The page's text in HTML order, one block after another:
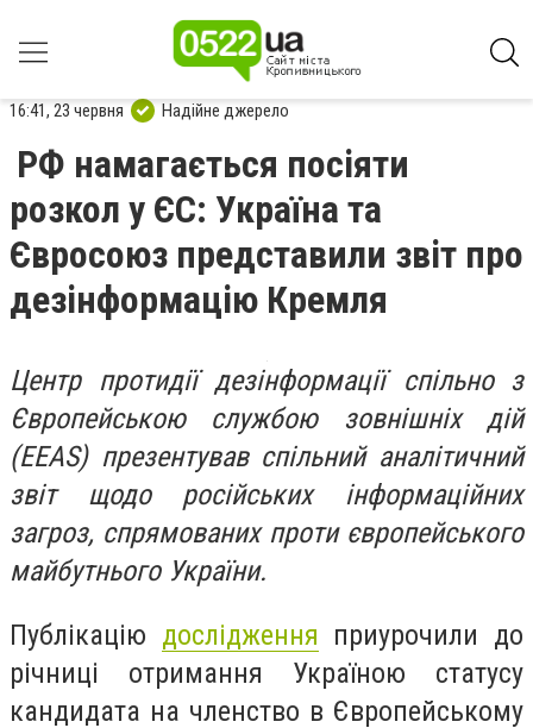
16:41, 23 червня Надійне джерело
РФ намагається посіяти
розкол у ЄС: Україна та
Євросоюз представили звіт про
дезінформацію Кремля
Центр протидії дезінформації спільно з
Європейською службою зовнішніх дій
(EEAS) презентував спільний аналітичний
звіт щодо російських інформаційних
загроз, спрямованих проти європейського
майбутнього України.
Публікацію дослідження приурочили до
річниці отримання Україною статусу
кандидата на членство в Європейському